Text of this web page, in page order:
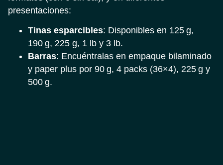
presentaciones:
Tinas esparcibles: Disponibles en 125 g,
190 g, 225 g, 1 lb y 3 lb.
Barras: Encuéntralas en empaque bilaminado
y paper plus por 90 g, 4 packs (36×4), 225 g y
500 g.